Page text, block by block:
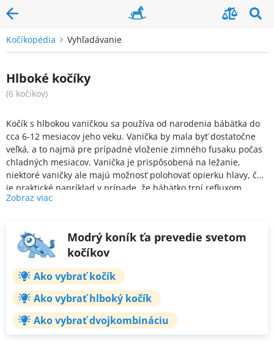
Kočíkopédia Vyhľadávanie
Hlboké kočíky
(6 kočíkov)
Kočík s hlbokou vaničkou sa používa od narodenia bábätka do
cca 6-12 mesiacov jeho veku. Vanička by mala byť dostatočne
veľká, a to najmä pre prípadné vloženie zimného fusaku počas
chladných mesiacov. Vanička je prispôsobená na ležanie,
niektoré vaničky ale majú možnosť polohovať opierku hlavy, čo
je praktické napríklad v prípade, že bábätko trpí refluxom.
Komfort ďalej zaisťuje predlžovacia strieška na ochranu pred
Zobraz viac
Modrý koník ťa prevedie svetom
kočíkov
Ako vybrať kočík
Ako vybrať hlboký kočík
Ako vybrať dvojkombináciu